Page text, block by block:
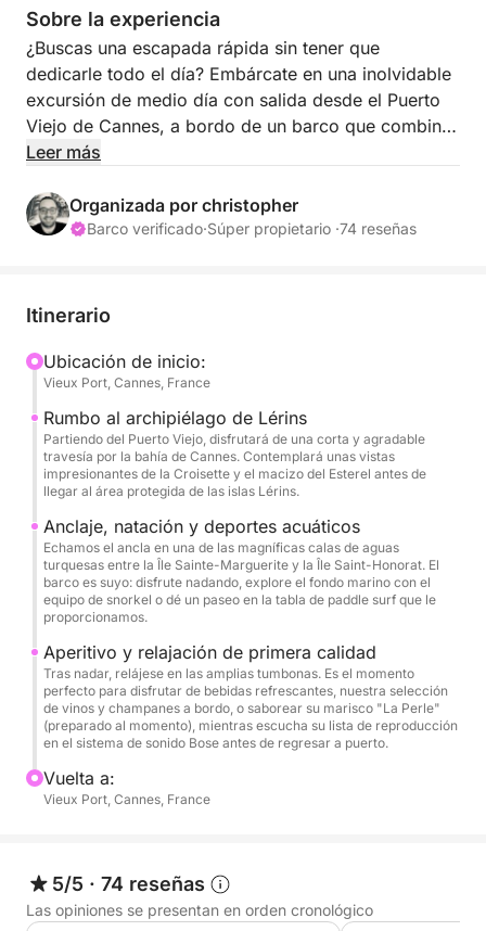
Sobre la experiencia
¿Buscas una escapada rápida sin tener que
dedicarle todo el día? Embárcate en una inolvidable
excursión de medio día con salida desde el Puerto
Viejo de Cannes, a bordo de un barco que combina
comodidad, elegancia y un ambiente acogedor.
Acompañados por nuestro patrón profesional,
zarparemos directamente hacia las aguas turquesas
cristalinas, practicar paddle surf, hacer snorkel y
⏰ Disponemos de dos horarios para que elijas el
que mejor se adapte a tus preferencias:
Mañana (9:00 - 13:00): Ideal para disfrutar de la
absoluta tranquilidad de la bahía y un mar en calma
antes de que lleguen las multitudes.
Tarde (14:30 - 18:30): Perfecto para disfrutar del
calor, el sol y un agradable ambiente al atardecer en
el agua.
🥂 Aperitivo Premium y Vida a Bordo:
En este dinámico crucero, la relajación es nuestra
prioridad. Una cuidada selección de vinos y
champanes está disponible para su compra
directamente a bordo.
mariscos de Cannes, puede reservar con antelación
exquisitas bandejas de mariscos para un aperitivo
Leer más
Organizada por christopher
Barco verificado·Súper propietario ·74 reseñas
Itinerario
Ubicación de inicio:
Vieux Port, Cannes, France
Rumbo al archipiélago de Lérins
Partiendo del Puerto Viejo, disfrutará de una corta y agradable
travesía por la bahía de Cannes. Contemplará unas vistas
impresionantes de la Croisette y el macizo del Esterel antes de
llegar al área protegida de las islas Lérins.
Anclaje, natación y deportes acuáticos
Echamos el ancla en una de las magníficas calas de aguas
turquesas entre la Île Sainte-Marguerite y la Île Saint-Honorat. El
barco es suyo: disfrute nadando, explore el fondo marino con el
equipo de snorkel o dé un paseo en la tabla de paddle surf que le
proporcionamos.
Aperitivo y relajación de primera calidad
Tras nadar, relájese en las amplias tumbonas. Es el momento
perfecto para disfrutar de bebidas refrescantes, nuestra selección
de vinos y champanes a bordo, o saborear su marisco "La Perle"
(preparado al momento), mientras escucha su lista de reproducción
en el sistema de sonido Bose antes de regresar a puerto.
Vuelta a:
Vieux Port, Cannes, France
5/5 · 74 reseñas
Las opiniones se presentan en orden cronológico